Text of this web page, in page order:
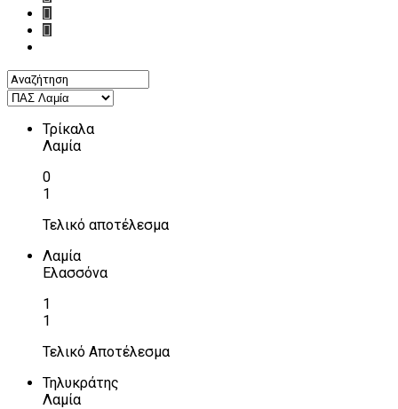
Τρίκαλα
Λαμία
0
1
Τελικό αποτέλεσμα
Λαμία
Ελασσόνα
1
1
Τελικό Αποτέλεσμα
Τηλυκράτης
Λαμία